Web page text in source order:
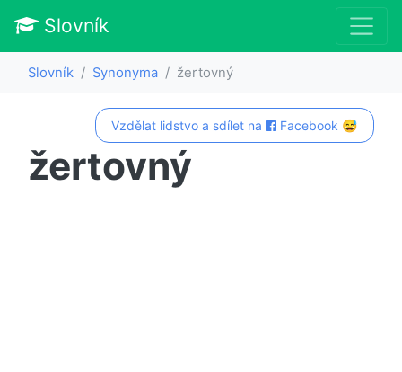
Slovník
Slovník Synonyma žertovný
Vzdělat lidstvo a sdílet na Facebook 😅
žertovný